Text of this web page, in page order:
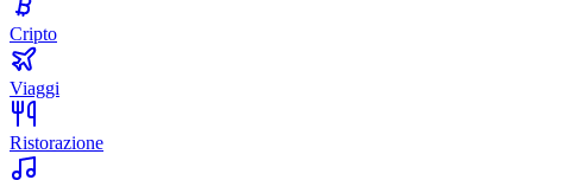
Cripto
Viaggi
Ristorazione